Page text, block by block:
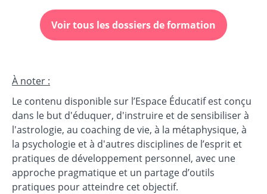
Voir tous les dossiers de formation
À noter :
Le contenu disponible sur l’Espace Éducatif est conçu
dans le but d'éduquer, d'instruire et de sensibiliser à
l'astrologie, au coaching de vie, à la métaphysique, à
la psychologie et à d'autres disciplines de l’esprit et
pratiques de développement personnel, avec une
approche pragmatique et un partage d’outils
pratiques pour atteindre cet objectif.